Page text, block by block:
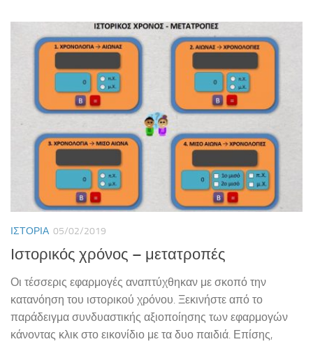
ΙΣΤΟΡΊΑ 05/02/2019
Ιστορικός χρόνος – μετατροπές
Οι τέσσερις εφαρμογές αναπτύχθηκαν με σκοπό την
κατανόηση του ιστορικού χρόνου. Ξεκινήστε από το
παράδειγμα συνδυαστικής αξιοποίησης των εφαρμογών
κάνοντας κλικ στο εικονίδιο με τα δυο παιδιά. Επίσης,